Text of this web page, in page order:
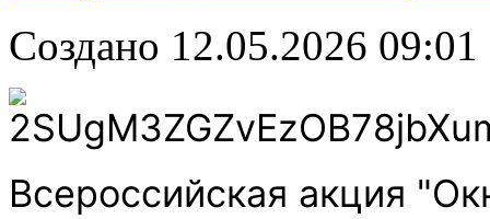
Создано 12.05.2026 09:01
Всероссийская акция